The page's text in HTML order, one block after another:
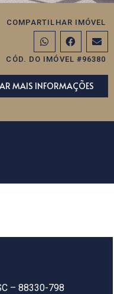
COMPARTILHAR IMÓVEL
CÓD. DO IMÓVEL #96380
MAIS INFORMAÇÕES
– 88330-798